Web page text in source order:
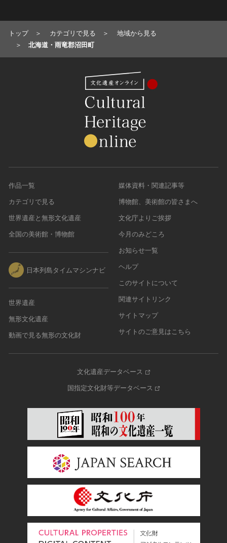
トップ カテゴリで見る
地域から見る
北海道・雨竜郡沼田町
作品一覧
カテゴリで見る
世界遺産と無形文化遺産
全国の美術館・博物館
日本列島タイムマシンナビ
世界遺産
無形文化遺産
動画で見る無形の文化財
媒体資料・関連記事等
博物館、美術館の皆さまへ
文化庁よりご挨拶
今月のみどころ
お知らせ一覧
ヘルプ
このサイトについて
関連サイトリンク
サイトマップ
サイトのご意見はこちら
文化遺産データベース
国指定文化財等データベース